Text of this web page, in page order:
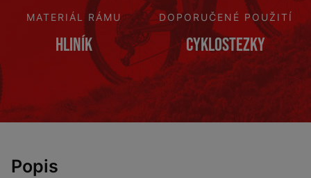
MATERIÁL RÁMU
Hliník
DOPORUČENÉ POUŽITÍ
Cyklostezky
Popis